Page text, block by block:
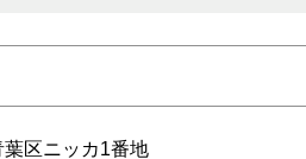
区ニッカ1番地